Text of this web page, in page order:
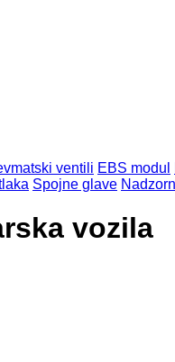
ventili EBS modul
Spojne glave
vozila